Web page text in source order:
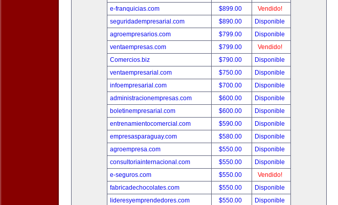
e-franquicias.com
$899.00
Vendido!
seguridadempresarial.com
$890.00
Disponible
agroempresarios.com
$799.00
Disponible
ventaempresas.com
$799.00
Vendido!
Comercios.biz
$790.00
Disponible
ventaempresarial.com
$750.00
Disponible
infoempresarial.com
$700.00
Disponible
administracionempresas.com
$600.00
Disponible
boletinempresarial.com
$600.00
Disponible
entrenamientocomercial.com
$590.00
Disponible
empresasparaguay.com
$580.00
Disponible
agroempresa.com
$550.00
Disponible
consultoriainternacional.com
$550.00
Disponible
e-seguros.com
$550.00
Vendido!
fabricadechocolates.com
$550.00
Disponible
lideresyemprendedores.com
$550.00
Disponible